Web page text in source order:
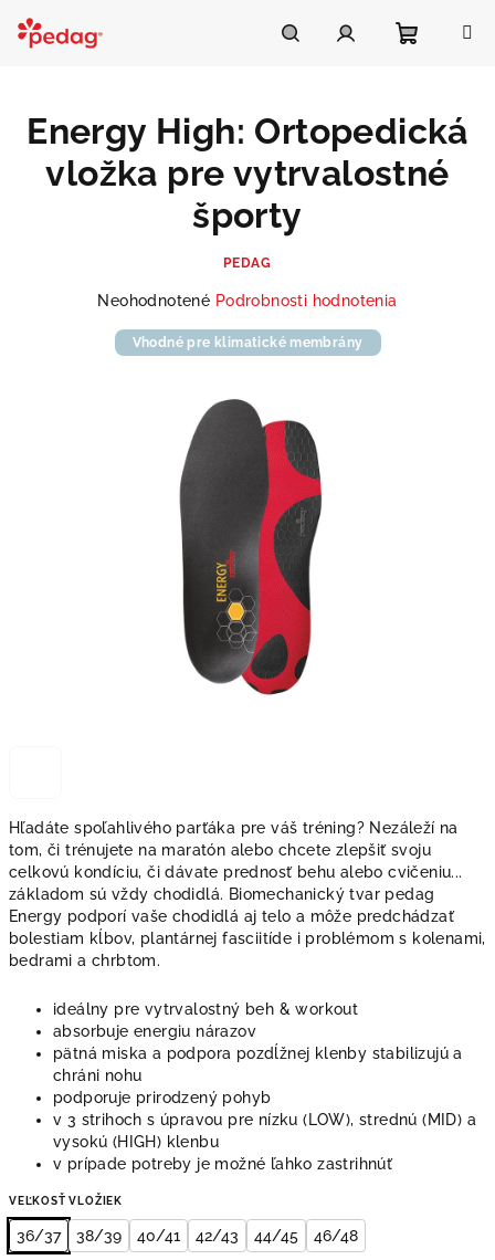
obsah
košík
Hľadáte spoľahlivého parťáka pre váš tréning? Nezáleží na
tom, či trénujete na maratón alebo chcete zlepšiť svoju
celkovú kondíciu, či dávate prednosť behu alebo cvičeniu...
základom sú vždy chodidlá. Biomechanický tvar pedag
Energy podporí vaše chodidlá aj telo a môže predchádzať
bolestiam kĺbov, plantárnej fasciitíde i problémom s kolenami,
bedrami a chrbtom.
ideálny pre vytrvalostný beh & workout
absorbuje energiu nárazov
pätná miska a podpora pozdĺžnej klenby stabilizujú a
chráni nohu
podporuje prirodzený pohyb
v 3 strihoch s úpravou pre nízku (LOW), strednú (MID) a
vysokú (HIGH) klenbu
v prípade potreby je možné ľahko zastrihnúť
VEĽKOSŤ VLOŽIEK
36/37 38/39 40/41 42/43 44/45 46/48
Energy High: Ortopedická
vložka pre vytrvalostné
športy
PEDAG
Priemerné
produktu
hviezdičiek.
Neohodnotené Podrobnosti hodnotenia
Vhodné pre klimatické membrány
Asistent Pedag